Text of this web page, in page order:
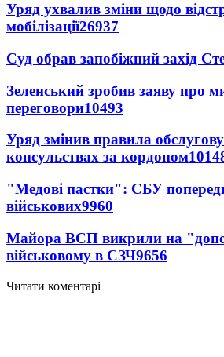
Уряд ухвалив зміни щодо
мобілізації26937
Суд обрав запобіжний захід
Зеленський зробив заяву про
переговори10493
Уряд змінив правила
консульствах за кордоном
"Медові пастки": СБУ
військових9960
Майора ВСП викрили на
військовому в СЗЧ9656
Читати коментарі